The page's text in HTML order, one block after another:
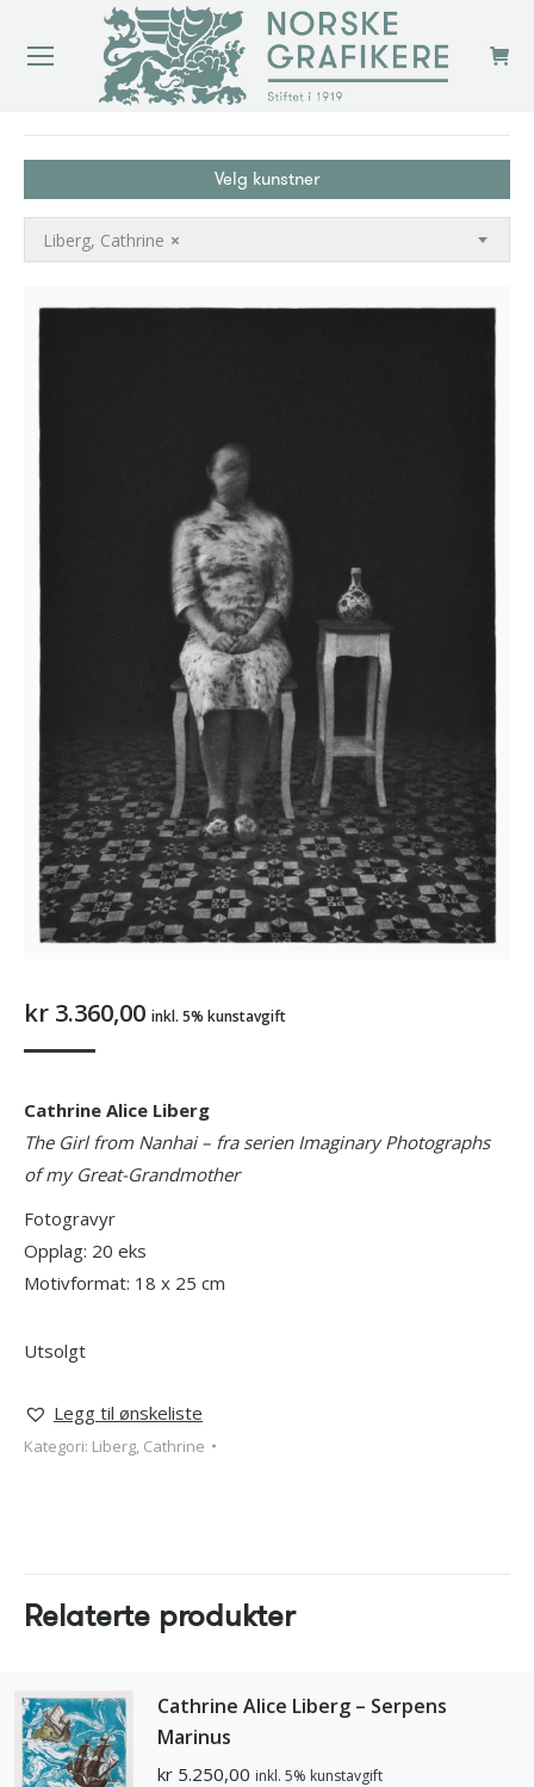
Velg kunstner
×
Liberg, Cathrine
kr 3.360,00 inkl. 5% kunstavgift
Cathrine Alice Liberg
The Girl from Nanhai – fra serien Imaginary Photographs
of my Great-Grandmother
Fotogravyr
Opplag: 20 eks
Motivformat: 18 x 25 cm
Utsolgt
Legg til ønskeliste
Kategori: Liberg, Cathrine
Relaterte produkter
Cathrine Alice Liberg – Serpens
Marinus
kr 5.250,00 inkl. 5% kunstavgift